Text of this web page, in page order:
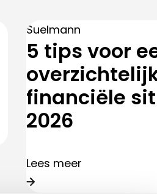
Suelmann
5 tips voor
financiële
2026
Lees meer
Woning
Woning kopen
Zoekopdracht
Taxaties
Over ons
Afspraak maken